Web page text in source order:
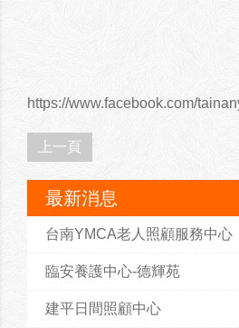
https://www.facebook.com/
上一頁
最新消息
台南YMCA老人照顧服務中心
臨安養護中心-德輝苑
建平日間照顧中心